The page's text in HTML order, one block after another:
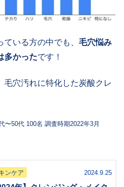
ている方の中でも、毛穴悩み
多かったです！
毛穴汚れに特化した炭酸クレ
〜50代 100名 調査時期2022年3月
ンケア 2024.9.25